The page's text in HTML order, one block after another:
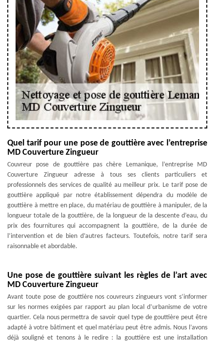
Quel tarif pour une pose de gouttière avec l’entreprise
MD Couverture Zingueur
Couvreur pose de gouttière pas chère Lemanique, l’entreprise MD
Couverture Zingueur adresse à tous ses clients particuliers et
professionnels des services de qualité au meilleur prix. Le tarif pose de
gouttière appliqué par notre établissement dépendra du modèle de
gouttière à mettre en place, du matériau de gouttière à manipuler, de la
longueur totale de la gouttière, de la longueur de la descente d’eau, du
prix des fournitures qui accompagnent la gouttière, de la durée de
l’intervention et de bien d’autres facteurs. Toutefois, notre tarif sera
raisonnable et abordable.
Une pose de gouttière suivant les règles de l’art avec
MD Couverture Zingueur
Avant toute pose de gouttière nos couvreurs zingueurs vont s’informer
sur les normes exigées par rapport au plan local d’urbanisme de votre
quartier. Cela nous permettra de savoir quel type de gouttière peut être
adapté à votre bâtiment et quel matériau peut être admis. Nous l’avons
déjà souligné et tenons à le redire : la gouttière est une installation